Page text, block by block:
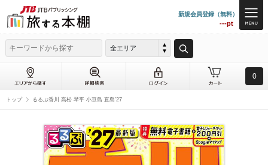
新規会員登録（無料）
---pt
全エリア
0
トップ るるぶ香川 高松 琴平 小豆島 直島’27